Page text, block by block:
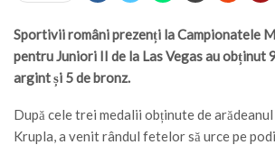
Sportivii români prezenți la Campionatele
pentru Juniori II de la Las Vegas au obținut
argint și 5 de bronz.
După cele trei medalii obținute de
Krupla, a venit rândul fetelor să urce pe